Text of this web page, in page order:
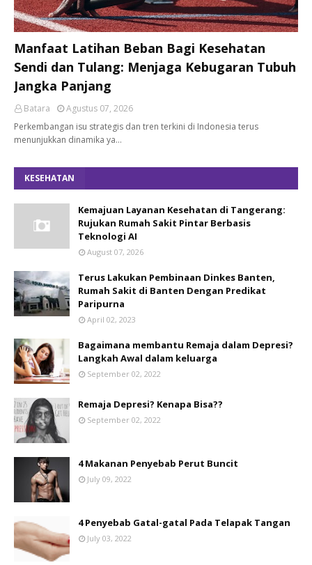
Manfaat Latihan Beban Bagi Kesehatan
Sendi dan Tulang: Menjaga Kebugaran Tubuh
Jangka Panjang
Batara
Agustus 07, 2026
Perkembangan isu strategis dan tren terkini di Indonesia terus
menunjukkan dinamika ya…
KESEHATAN
Kemajuan Layanan Kesehatan di Tangerang:
Rujukan Rumah Sakit Pintar Berbasis
Teknologi AI
August 07, 2026
Terus Lakukan Pembinaan Dinkes Banten,
Rumah Sakit di Banten Dengan Predikat
Paripurna
April 02, 2023
Bagaimana membantu Remaja dalam Depresi?
Langkah Awal dalam keluarga
September 02, 2022
Remaja Depresi? Kenapa Bisa??
September 02, 2022
4 Makanan Penyebab Perut Buncit
July 09, 2022
4 Penyebab Gatal-gatal Pada Telapak Tangan
July 03, 2022